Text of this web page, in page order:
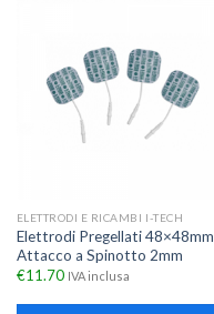
ELETTRODI E RICAMBI I-TECH
Elettrodi Pregellati 48×48mm
Attacco a Spinotto 2mm
€11.70 IVA inclusa